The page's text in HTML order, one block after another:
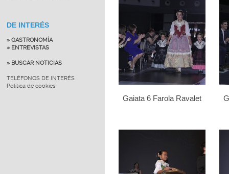
DE INTERÉS
» GASTRONOMÍA
» ENTREVISTAS
» BUSCAR NOTICIAS
TELÉFONOS DE INTERÉS
Política de cookies
Gaiata 6 Farola Ravalet